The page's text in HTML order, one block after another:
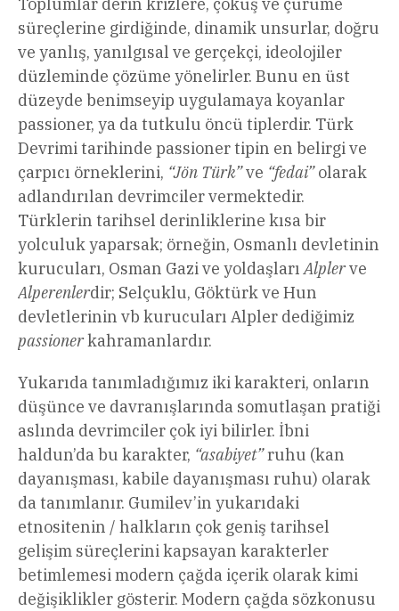
süreçlerine girdiğinde, dinamik unsurlar, doğru
ve yanlış, yanılgısal ve gerçekçi, ideolojiler
düzleminde çözüme yönelirler. Bunu en üst
düzeyde benimseyip uygulamaya koyanlar
passioner, ya da tutkulu öncü tiplerdir. Türk
Devrimi tarihinde passioner tipin en belirgi ve
çarpıcı örneklerini, “Jön Türk”ve “fedai”olarak
adlandırılan devrimciler vermektedir.
Türklerin tarihsel derinliklerine kısa bir
yolculuk yaparsak; örneğin, Osmanlı devletinin
kurucuları, Osman Gazi ve yoldaşlarıAlplerve
Alperenlerdir; Selçuklu, Göktürk ve Hun
devletlerinin vb kurucuları Alpler dediğimiz
passionerkahramanlardır.
Yukarıda tanımladığımız iki karakteri, onların
düşünce ve davranışlarında somutlaşan pratiği
aslında devrimciler çok iyi bilirler. İbni
haldun’da bu karakter, “asabiyet”ruhu (kan
dayanışması, kabile dayanışması ruhu) olarak
da tanımlanır. Gumilev’in yukarıdaki
etnositenin / halkların çok geniş tarihsel
gelişim süreçlerini kapsayan karakterler
betimlemesi modern çağda içerik olarak kimi
değişiklikler gösterir. Modern çağda sözkonusu